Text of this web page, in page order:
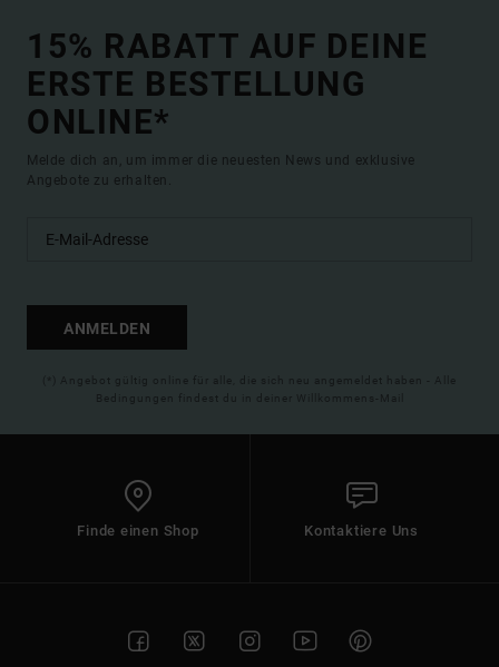
15% RABATT AUF DEINE
ERSTE BESTELLUNG
ONLINE*
Melde dich an, um immer die neuesten News und exklusive
Angebote zu erhalten.
ANMELDEN
(*) Angebot gültig online für alle, die sich neu angemeldet haben - Alle
Bedingungen findest du in deiner Willkommens-Mail
Finde einen Shop Kontaktiere Uns